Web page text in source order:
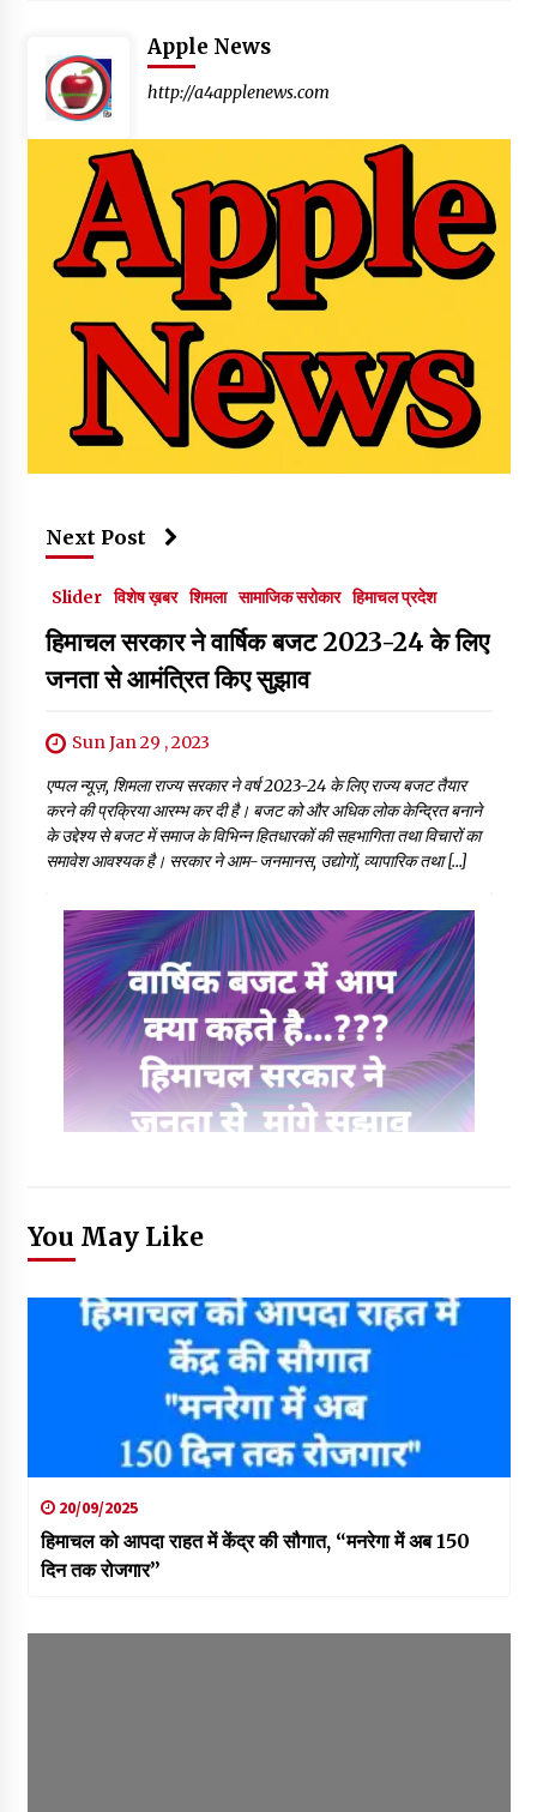
Apple News
http://a4applenews.com
Next Post
Slider विशेष ख़बर शिमला सामाजिक सरोकार हिमाचल प्रदेश
हिमाचल सरकार ने वार्षिक बजट 2023-24 के लिए
जनता से आमंत्रित किए सुझाव
Sun Jan 29 , 2023
एप्पल न्यूज़, शिमला राज्य सरकार ने वर्ष 2023-24 के लिए राज्य बजट तैयार
करने की प्रक्रिया आरम्भ कर दी है। बजट को और अधिक लोक केन्द्रित बनाने
के उद्देश्य से बजट में समाज के विभिन्न हितधारकों की सहभागिता तथा विचारों का
समावेश आवश्यक है। सरकार ने आम-जनमानस, उद्योगों, व्यापारिक तथा […]
You May Like
20/09/2025
हिमाचल को आपदा राहत में केंद्र की सौगात, “मनरेगा में अब 150
दिन तक रोजगार”